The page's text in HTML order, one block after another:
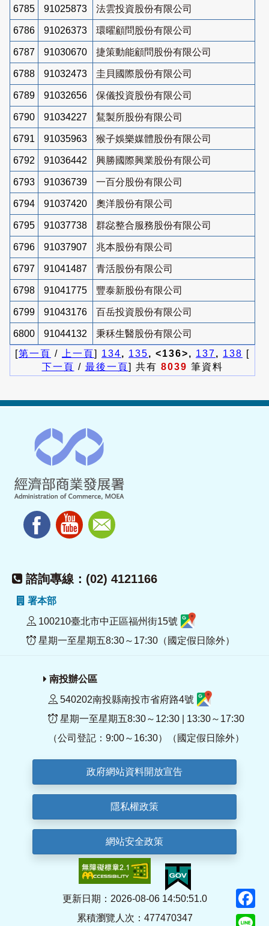
6785 91025873 法雲投資股份有限公司
6786 91026373 環曜顧問股份有限公司
6787 91030670 捷策動能顧問股份有限公司
6788 91032473 圭貝國際股份有限公司
6789 91032656 保儀投資股份有限公司
6790 91034227 鵟製所股份有限公司
6791 91035963 猴子娛樂媒體股份有限公司
6792 91036442 興勝國際興業股份有限公司
6793 91036739 一百分股份有限公司
6794 91037420 奧洋股份有限公司
6795 91037738 群惢整合服務股份有限公司
6796 91037907 兆本股份有限公司
6797 91041487 青活股份有限公司
6798 91041775 豐泰新股份有限公司
6799 91043176 百岳投資股份有限公司
6800 91044132
秉秝生醫股份有限公司
[第一頁 / 上一頁] 134, 135, <136>, 137, 138 [
下一頁 / 最後一頁] 共有 8039 筆資料
諮詢專線：(02) 4121166
署本部
100210臺北市中正區福州街15號
星期一至星期五8:30～17:30（國定假日除外）
南投辦公區
540202南投縣南投市省府路4號
星期一至星期五8:30～12:30 | 13:30～17:30
（公司登記：9:00～16:30）（國定假日除外）
政府網站資料開放宣告
隱私權政策
網站安全政策
更新日期：2026-08-06 14:50:51.0
累積瀏覽人次：477470347